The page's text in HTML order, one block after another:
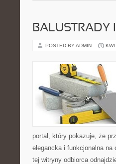
BALUSTRADY
POSTED BY ADMIN
portal, który pokazuje, że
elegancka i funkcjonalna na
tej witryny odbiorca